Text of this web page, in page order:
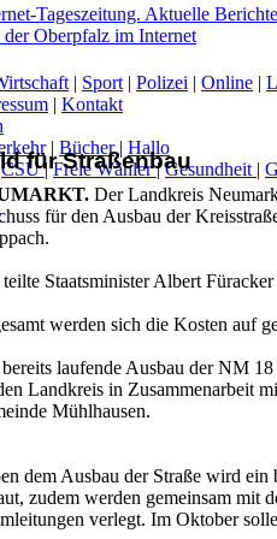
für Straßenbau
Der Landkreis
für den Ausbau der
Staatsminister Albert
werden sich die Kosten auf
laufende Ausbau der NM
Landkreis in Zusammenarbeit
Mühlhausen.
dem Ausbau der Straße wird
zudem werden gemeinsam mit
verlegt. Im Oktober
| Sport | Polizei | Online |
| Kontakt
| Bücher| Hallo
CSU|Freie Wähler|Gesundheit |